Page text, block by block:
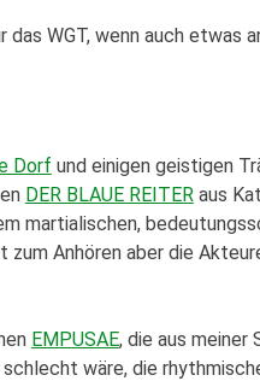
WGT, wenn auch etwas
Dorf und einigen geistigen
DER BLAUE REITER aus
martialischen,
Anhören aber die
EMPUSAE, die aus
wäre, die